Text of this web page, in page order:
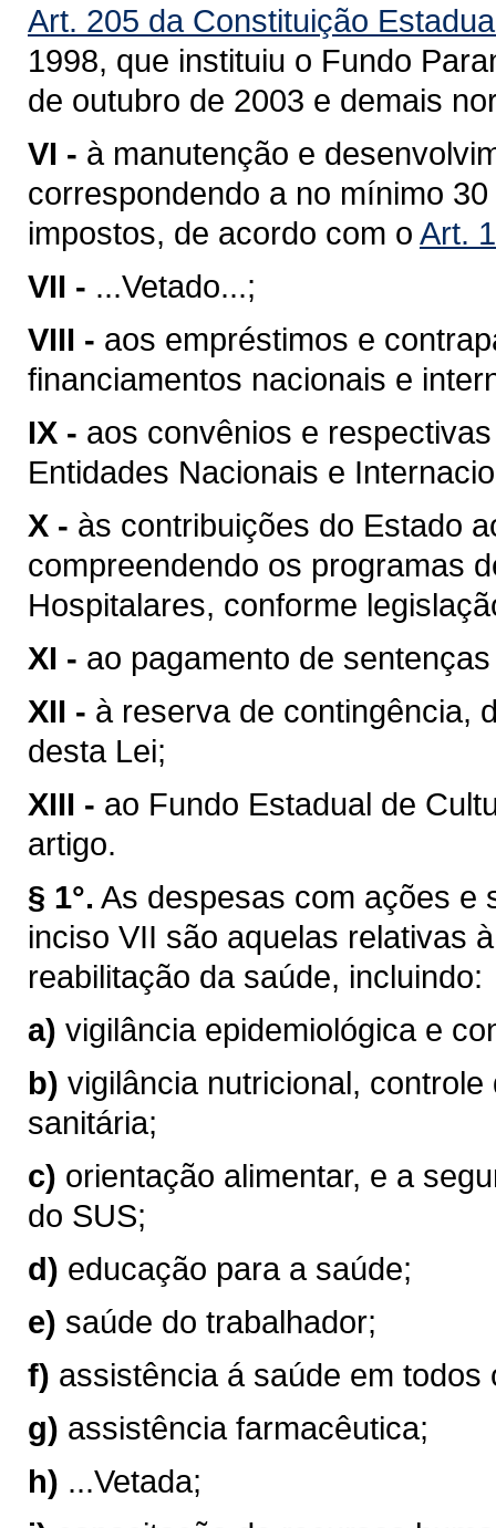
Art. 205 da Constituição
1998, que instituiu o Fundo
de outubro de 2003 e demais
VI - à manutenção e
correspondendo a no mínimo
impostos, de acordo com o Art.
VII - ...Vetado...;
VIII - aos empréstimos e
financiamentos nacionais e
IX - aos convênios e
Entidades Nacionais e
X - às contribuições do Estado
compreendendo os programas
Hospitalares, conforme
XI - ao pagamento de
XII - à reserva de contingência,
desta Lei;
XIII - ao Fundo Estadual de
artigo.
§ 1°. As despesas com ações e
inciso VII são aquelas relativas
reabilitação da saúde, incluindo:
a) vigilância epidemiológica e
b) vigilância nutricional,
sanitária;
c) orientação alimentar, e a
do SUS;
d) educação para a saúde;
e) saúde do trabalhador;
f) assistência á saúde em
g) assistência farmacêutica;
h) ...Vetada;